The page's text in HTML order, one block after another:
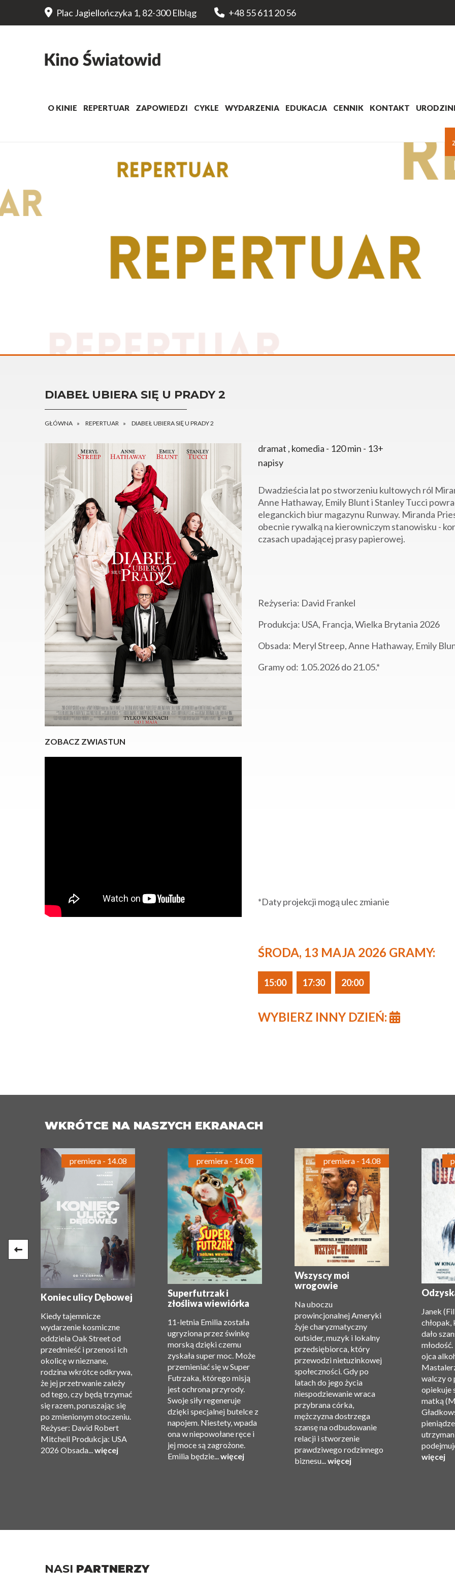
Plac Jagiellończyka 1, 82-300 Elbląg +48 55 611 20 56
O KINIE REPERTUAR ZAPOWIEDZI CYKLE WYDARZENIA EDUKACJA CENNIK KONTAKT
DIABEŁ UBIERA SIĘ U PRADY 2
GŁÓWNA REPERTUAR DIABEŁ UBIERA SIĘ U PRADY 2
ZOBACZ ZWIASTUN
dramat , komedia - 120 min - 13+
napisy
Dwadzieścia lat po stworzeniu kultowych ról
Anne Hathaway, Emily Blunt i Stanley Tucci
eleganckich biur magazynu Runway. Miranda
obecnie rywalką na kierowniczym stanowisku -
czasach upadającej prasy papierowej.
Reżyseria: David Frankel
Produkcja: USA, Francja, Wielka Brytania 2026
Obsada: Meryl Streep, Anne Hathaway, Emily
Gramy od: 1.05.2026 do 21.05.*
*Daty projekcji mogą ulec zmianie
ŚRODA, 13 MAJA 2026 GRAMY:
15:00 17:30 20:00
WYBIERZ INNY DZIEŃ:
WKRÓTCE NA NASZYCH EKRANACH
Koniec ulicy Dębowej
Kiedy tajemnicze
wydarzenie kosmiczne
oddziela Oak Street od
przedmieść i przenosi ich
okolicę w nieznane,
rodzina wkrótce odkrywa,
że ​​jej przetrwanie zależy
od tego, czy będą trzymać
się razem, poruszając się
po zmienionym otoczeniu.
Reżyser: David Robert
Mitchell Produkcja: USA
2026 Obsada...więcej
premiera - 14.08
Superfutrzak i
złośliwa wiewiórka
11-letnia Emilia została
ugryziona przez świnkę
morską dzięki czemu
zyskała super moc. Może
przemieniać się w Super
Futrzaka, którego misją
jest ochrona przyrody.
Swoje siły regeneruje
dzięki specjalnej butelce z
napojem. Niestety, wpada
ona w niepowołane ręce i
jej moce są zagrożone.
Emilia będzie...więcej
premiera - 14.08
Wszyscy moi
wrogowie
Na uboczu
prowincjonalnej Ameryki
żyje charyzmatyczny
outsider, muzyk i lokalny
przedsiębiorca, który
przewodzi nietuzinkowej
społeczności. Gdy po
latach do jego życia
niespodziewanie wraca
przybrana córka,
mężczyzna dostrzega
szansę na odbudowanie
relacji i stworzenie
prawdziwego rodzinnego
biznesu...więcej
premiera - 14.08
Janek
chłopak,
dało
ojca
walczy o
opiekuje
matką
więcej
NASI PARTNERZY